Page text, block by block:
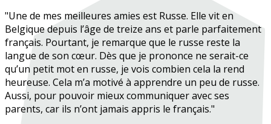
"Une de mes meilleures amies est Russe. Elle vit en
Belgique depuis l’âge de treize ans et parle parfaitement
français. Pourtant, je remarque que le russe reste la
langue de son cœur. Dès que je prononce ne serait-ce
qu’un petit mot en russe, je vois combien cela la rend
heureuse. Cela m’a motivé à apprendre un peu de russe.
Aussi, pour pouvoir mieux communiquer avec ses
parents, car ils n’ont jamais appris le français."